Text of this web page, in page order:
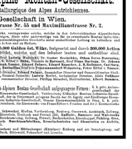
voestalpine AG 1898
Bild-ID: 66455